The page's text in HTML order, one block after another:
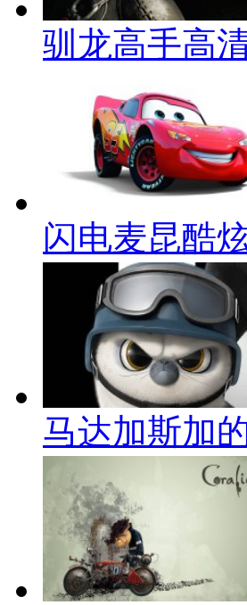
驯龙高手高
闪电麦昆酷
马达加斯加